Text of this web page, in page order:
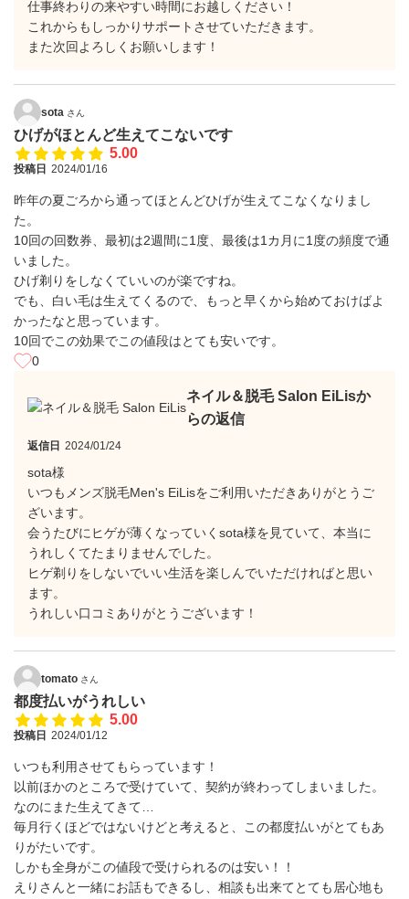
仕事終わりの来やすい時間にお越しください！
これからもしっかりサポートさせていただきます。
また次回よろしくお願いします！
sota さん
ひげがほとんど生えてこないです
5.00
投稿日 2024/01/16
昨年の夏ごろから通ってほとんどひげが生えてこなくなりまし
た。
10回の回数券、最初は2週間に1度、最後は1カ月に1度の頻度で通
いました。
ひげ剃りをしなくていいのが楽ですね。
でも、白い毛は生えてくるので、もっと早くから始めておけばよ
かったなと思っています。
10回でこの効果でこの値段はとても安いです。
0
ネイル＆脱毛 Salon EiLisか
らの返信
返信日 2024/01/24
sota様
いつもメンズ脱毛Men's EiLisをご利用いただきありがとうご
ざいます。
会うたびにヒゲが薄くなっていくsota様を見ていて、本当に
うれしくてたまりませんでした。
ヒゲ剃りをしないでいい生活を楽しんでいただければと思い
ます。
うれしい口コミありがとうございます！
tomato さん
都度払いがうれしい
5.00
投稿日 2024/01/12
いつも利用させてもらっています！
以前ほかのところで受けていて、契約が終わってしまいました。
なのにまた生えてきて…
毎月行くほどではないけどと考えると、この都度払いがとてもあ
りがたいです。
しかも全身がこの値段で受けられるのは安い！！
えりさんと一緒にお話もできるし、相談も出来てとても居心地も